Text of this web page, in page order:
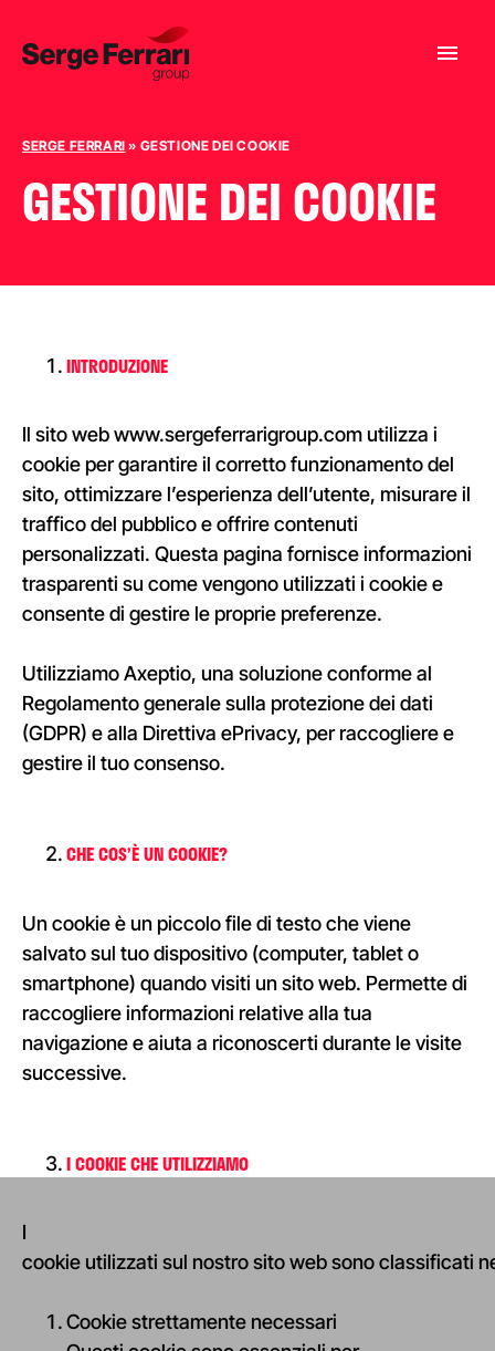
SERGE FERRARI » GESTIONE DEI COOKIE
GESTIONE DEI COOKIE
INTRODUZIONE
Il sito web www.sergeferrarigroup.com utilizza i
cookie per garantire il corretto funzionamento del
sito, ottimizzare l’esperienza dell’utente, misurare il
traffico del pubblico e offrire contenuti
personalizzati. Questa pagina fornisce informazioni
trasparenti su come vengono utilizzati i cookie e
consente di gestire le proprie preferenze.
Utilizziamo Axeptio, una soluzione conforme al
Regolamento generale sulla protezione dei dati
(GDPR) e alla Direttiva ePrivacy, per raccogliere e
gestire il tuo consenso.
CHE COS’È UN COOKIE?
Un cookie è un piccolo file di testo che viene
salvato sul tuo dispositivo (computer, tablet o
smartphone) quando visiti un sito web. Permette di
raccogliere informazioni relative alla tua
navigazione e aiuta a riconoscerti durante le visite
successive.
I COOKIE CHE UTILIZZIAMO
I
cookie utilizzati sul nostro sito web sono classificati
Cookie strettamente necessari